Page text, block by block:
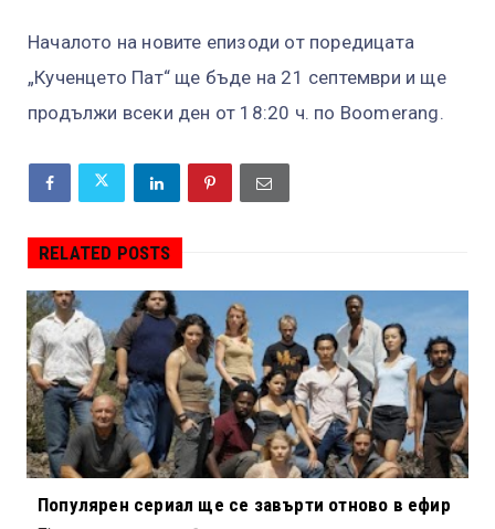
Началото на новите епизоди от поредицата
„Кученцето Пат“ ще бъде на 21 септември и ще
продължи всеки ден от 18:20 ч. по Boomerang.
RELATED POSTS
Популярен сериал ще се завърти отново в ефир